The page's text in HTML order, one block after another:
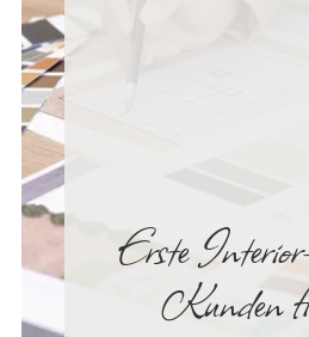
Erste
Kunden